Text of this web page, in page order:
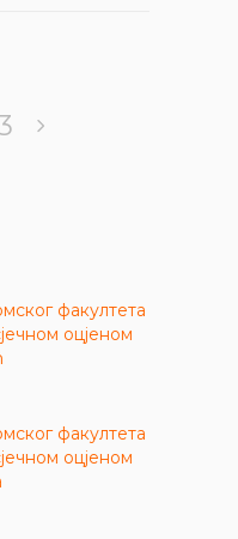
факултета
оцјеном
факултета
оцјеном